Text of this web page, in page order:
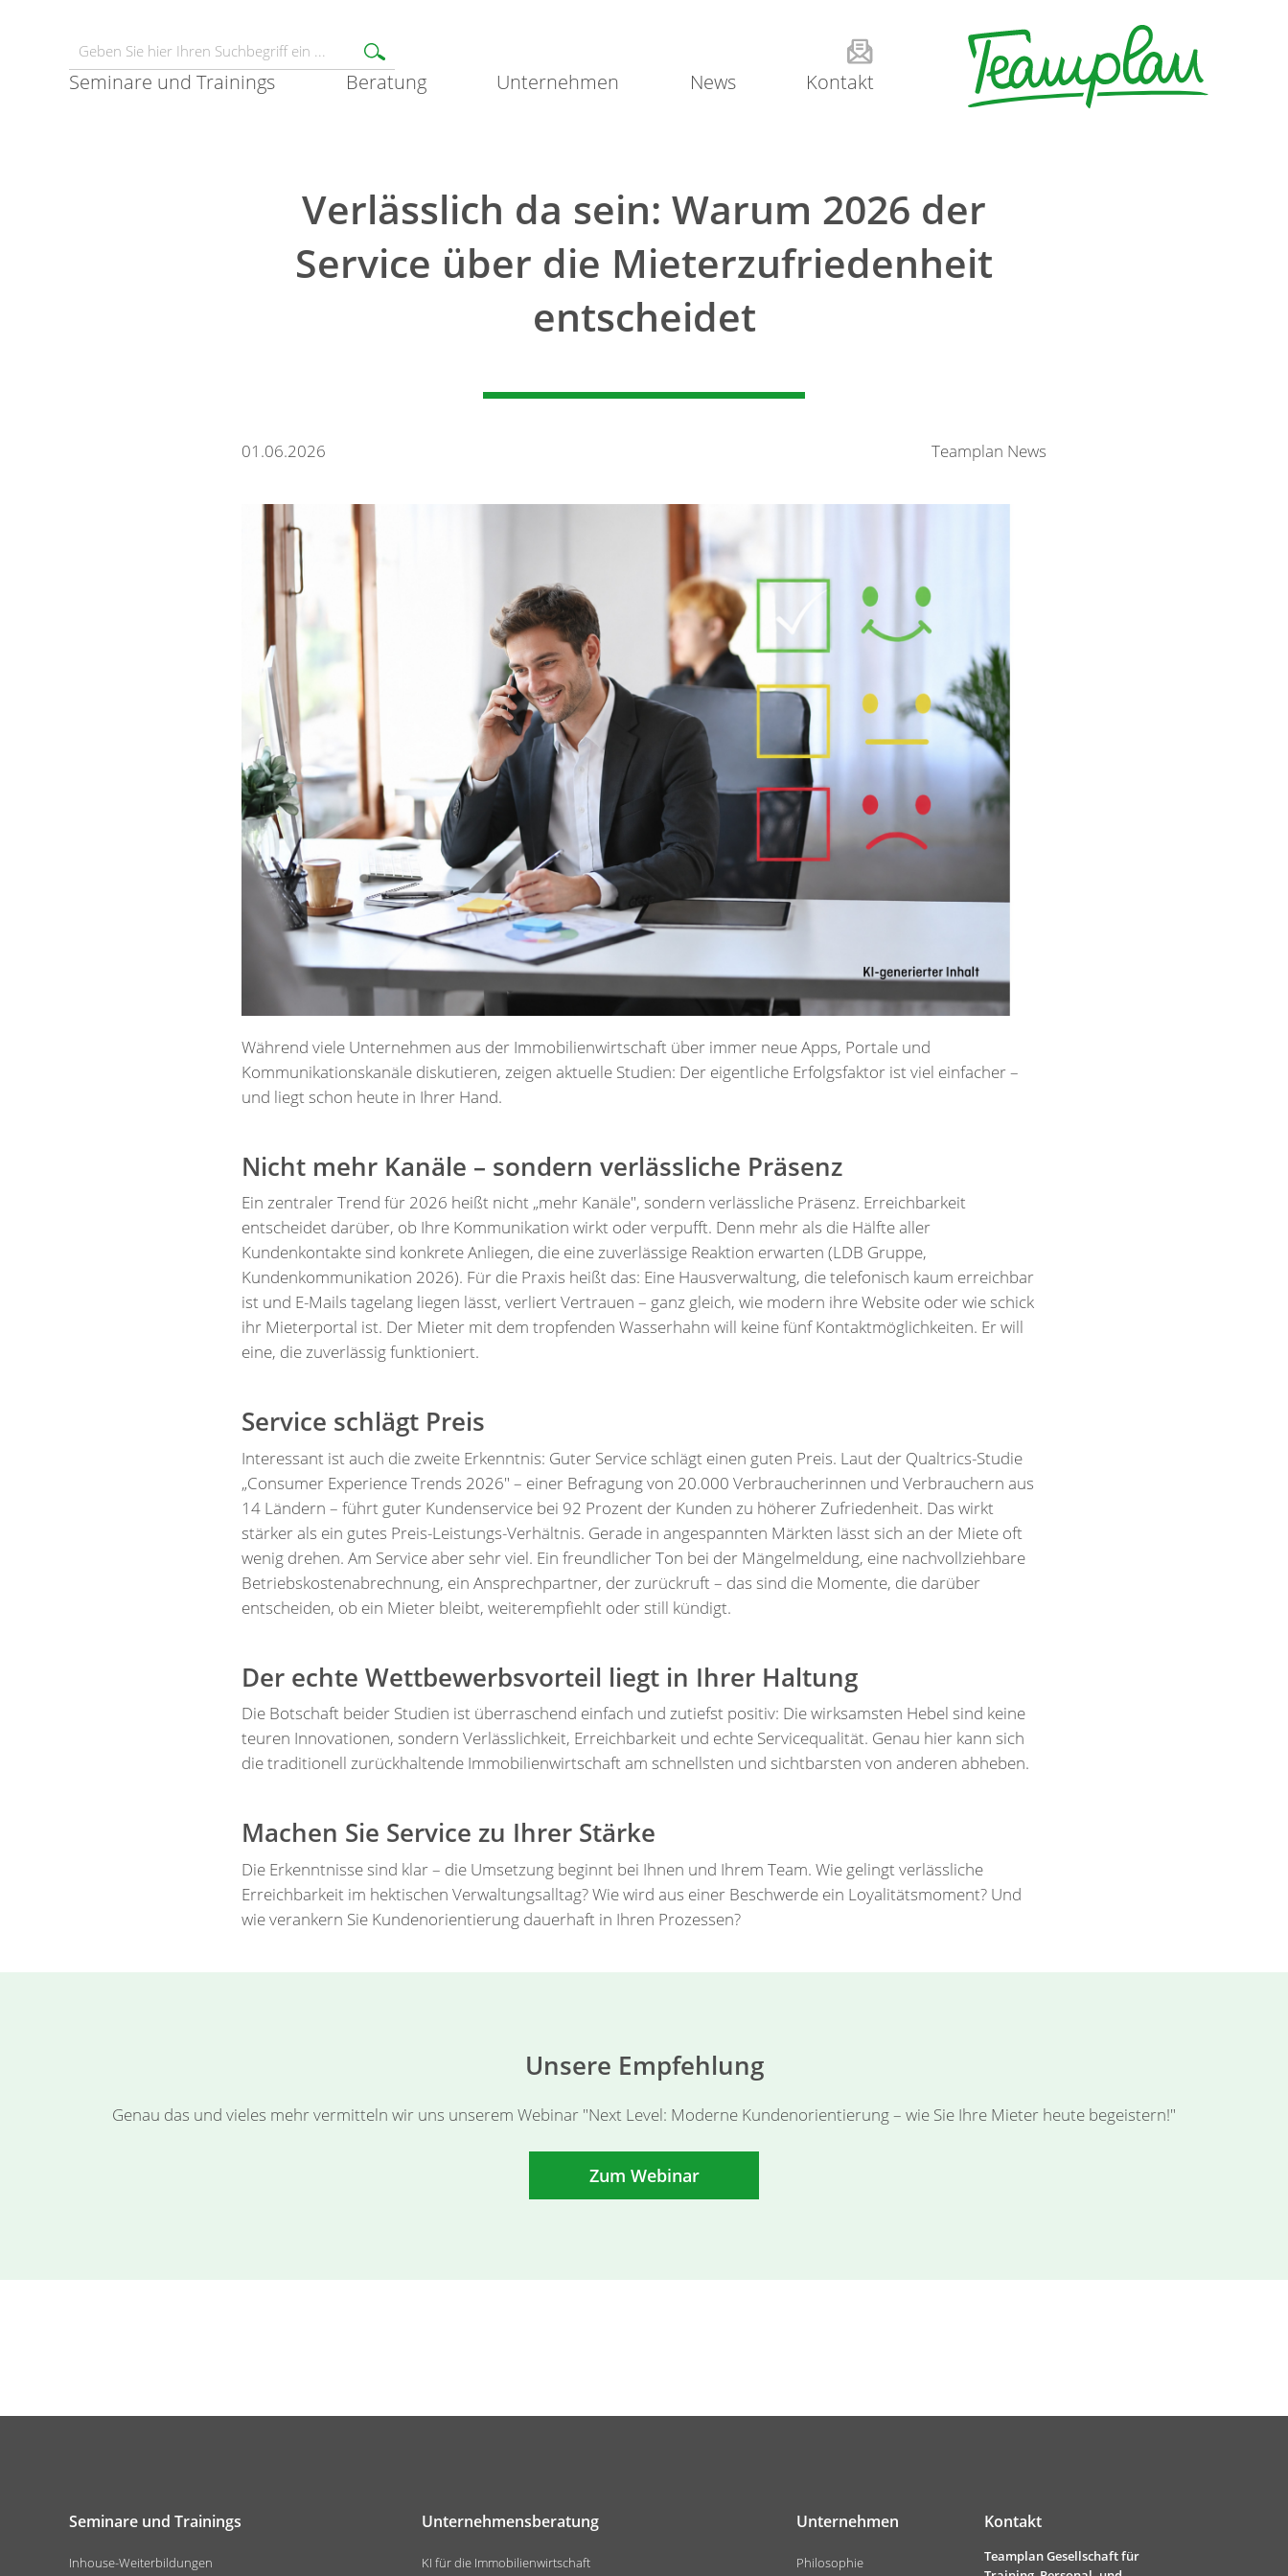
Seminare und Trainings Beratung Unternehmen News Kontakt
Verlässlich da sein: Warum 2026 der
Service über die Mieterzufriedenheit
entscheidet
01.06.2026 Teamplan News
Während viele Unternehmen aus der Immobilienwirtschaft über immer neue Apps, Portale und
Kommunikationskanäle diskutieren, zeigen aktuelle Studien: Der eigentliche Erfolgsfaktor ist viel einfacher –
und liegt schon heute in Ihrer Hand.
Nicht mehr Kanäle – sondern verlässliche Präsenz
Ein zentraler Trend für 2026 heißt nicht „mehr Kanäle", sondern verlässliche Präsenz. Erreichbarkeit
entscheidet darüber, ob Ihre Kommunikation wirkt oder verpufft. Denn mehr als die Hälfte aller
Kundenkontakte sind konkrete Anliegen, die eine zuverlässige Reaktion erwarten (LDB Gruppe,
Kundenkommunikation 2026). Für die Praxis heißt das: Eine Hausverwaltung, die telefonisch kaum erreichbar
ist und E-Mails tagelang liegen lässt, verliert Vertrauen – ganz gleich, wie modern ihre Website oder wie schick
ihr Mieterportal ist. Der Mieter mit dem tropfenden Wasserhahn will keine fünf Kontaktmöglichkeiten. Er will
eine, die zuverlässig funktioniert.
Service schlägt Preis
Interessant ist auch die zweite Erkenntnis: Guter Service schlägt einen guten Preis. Laut der Qualtrics-Studie
„Consumer Experience Trends 2026" – einer Befragung von 20.000 Verbraucherinnen und Verbrauchern aus
14 Ländern – führt guter Kundenservice bei 92 Prozent der Kunden zu höherer Zufriedenheit. Das wirkt
stärker als ein gutes Preis-Leistungs-Verhältnis. Gerade in angespannten Märkten lässt sich an der Miete oft
wenig drehen. Am Service aber sehr viel. Ein freundlicher Ton bei der Mängelmeldung, eine nachvollziehbare
Betriebskostenabrechnung, ein Ansprechpartner, der zurückruft – das sind die Momente, die darüber
entscheiden, ob ein Mieter bleibt, weiterempfiehlt oder still kündigt.
Der echte Wettbewerbsvorteil liegt in Ihrer Haltung
Die Botschaft beider Studien ist überraschend einfach und zutiefst positiv: Die wirksamsten Hebel sind keine
teuren Innovationen, sondern Verlässlichkeit, Erreichbarkeit und echte Servicequalität. Genau hier kann sich
die traditionell zurückhaltende Immobilienwirtschaft am schnellsten und sichtbarsten von anderen abheben.
Machen Sie Service zu Ihrer Stärke
Die Erkenntnisse sind klar – die Umsetzung beginnt bei Ihnen und Ihrem Team. Wie gelingt verlässliche
Erreichbarkeit im hektischen Verwaltungsalltag? Wie wird aus einer Beschwerde ein Loyalitätsmoment? Und
wie verankern Sie Kundenorientierung dauerhaft in Ihren Prozessen?
Unsere Empfehlung
Genau das und vieles mehr vermitteln wir uns unserem Webinar "Next Level: Moderne Kundenorientierung – wie Sie Ihre Mieter heute begeistern!"
Zum Webinar
Seminare und Trainings
Inhouse-Weiterbildungen
Unternehmensberatung
KI für die Immobilienwirtschaft
Unternehmen
Philosophie
Kontakt
Teamplan Gesellschaft für